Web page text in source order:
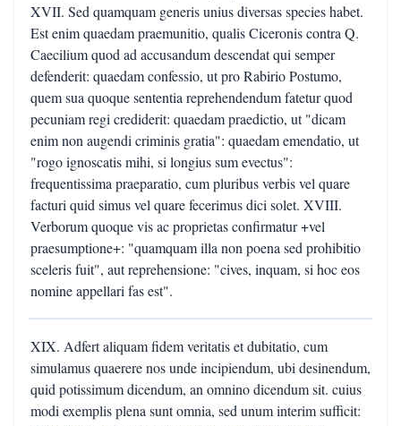
XVII. Sed quamquam generis unius diversas species habet.
Est enim quaedam praemunitio, qualis Ciceronis contra Q.
Caecilium quod ad accusandum descendat qui semper
defenderit: quaedam confessio, ut pro Rabirio Postumo,
quem sua quoque sententia reprehendendum fatetur quod
pecuniam regi crediderit: quaedam praedictio, ut "dicam
enim non augendi criminis gratia": quaedam emendatio, ut
"rogo ignoscatis mihi, si longius sum evectus":
frequentissima praeparatio, cum pluribus verbis vel quare
facturi quid simus vel quare fecerimus dici solet. XVIII.
Verborum quoque vis ac proprietas confirmatur +vel
praesumptione+: "quamquam illa non poena sed prohibitio
sceleris fuit", aut reprehensione: "cives, inquam, si hoc eos
nomine appellari fas est".
XIX. Adfert aliquam fidem veritatis et dubitatio, cum
simulamus quaerere nos unde incipiendum, ubi desinendum,
quid potissimum dicendum, an omnino dicendum sit. cuius
modi exemplis plena sunt omnia, sed unum interim sufficit: